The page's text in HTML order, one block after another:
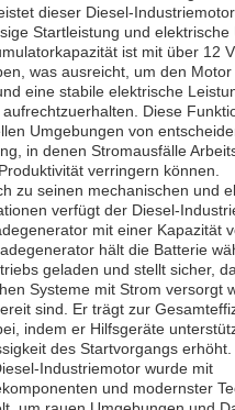
dieser Diesel-
Startleistung und elektrische
ist mit über 12
was ausreicht, um den Motor
eine stabile elektrische
aufrechtzuerhalten. Diese
Umgebungen von
in denen Stromausfälle
verringern können.
zu seinen mechanischen und
verfügt der Diesel-
mit einer Kapazität
hält die Batterie
geladen und stellt sicher,
Systeme mit Strom versorgt
sind. Er trägt zur
indem er Hilfsgeräte
des Startvorgangs erhöht.
Industriemotor wurde mit
und modernster